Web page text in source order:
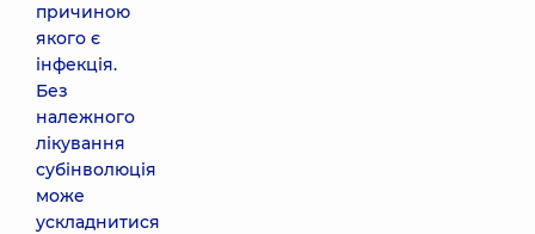
причиною
якого є
інфекція.
Без
належного
лікування
субінволюція
може
ускладнитися